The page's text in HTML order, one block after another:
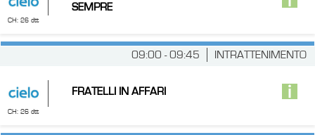
CH: 26 dtt
SEMPRE
INTRATTENIMENTO
09:00 - 09:45
CH: 26 dtt
FRATELLI IN AFFARI